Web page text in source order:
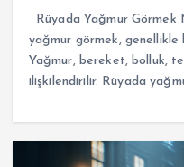
Rüyada Yağmur Görmek
yağmur görmek, genellikle
Yağmur, bereket, bolluk,
ilişkilendirilir. Rüyada